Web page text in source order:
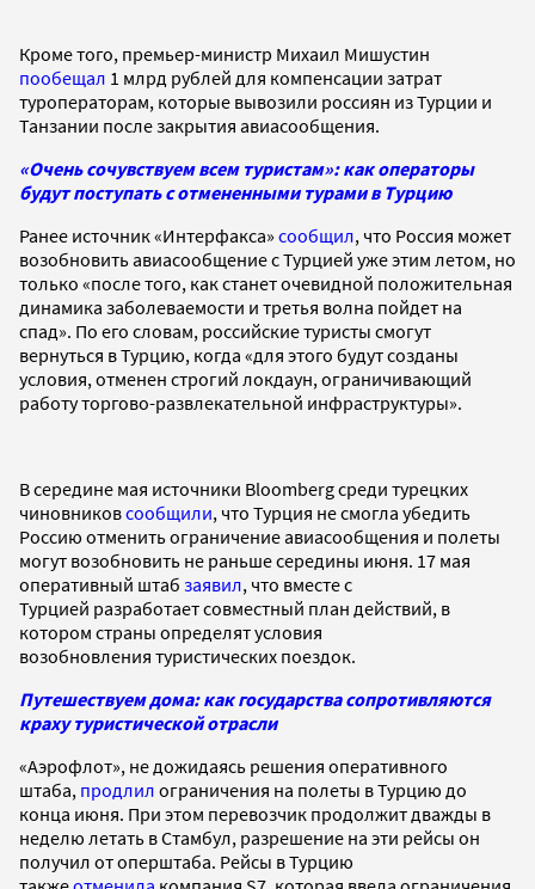
Кроме того, премьер-министр Михаил Мишустин
пообещал 1 млрд рублей для компенсации затрат
туроператорам, которые вывозили россиян из Турции и
Танзании после закрытия авиасообщения.
«Очень сочувствуем всем туристам»: как операторы
будут поступать с отмененными турами в Турцию
Ранее источник «Интерфакса» сообщил, что Россия может
возобновить авиасообщение с Турцией уже этим летом, но
только «после того, как станет очевидной положительная
динамика заболеваемости и третья волна пойдет на
спад». По его словам, российские туристы смогут
вернуться в Турцию, когда «для этого будут созданы
условия, отменен строгий локдаун, ограничивающий
работу торгово-развлекательной инфраструктуры».
В середине мая источники Bloomberg среди турецких
чиновниковсообщили, что Турция не смогла убедить
Россию отменить ограничение авиасообщения и полеты
могут возобновить не раньше середины июня. 17 мая
оперативный штаб заявил, что вместе с
Турцией разработает совместный план действий, в
котором страны определят условия
возобновления туристических поездок.
Путешествуем дома: как государства сопротивляются
краху туристической отрасли
«Аэрофлот», не дожидаясь решения оперативного
штаба, продлил ограничения на полеты в Турцию до
конца июня. При этом перевозчик продолжит дважды в
неделю летать в Стамбул, разрешение на эти рейсы он
получил от оперштаба. Рейсы в Турцию